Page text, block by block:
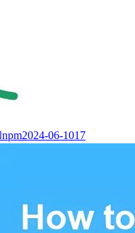
2024-06-1017